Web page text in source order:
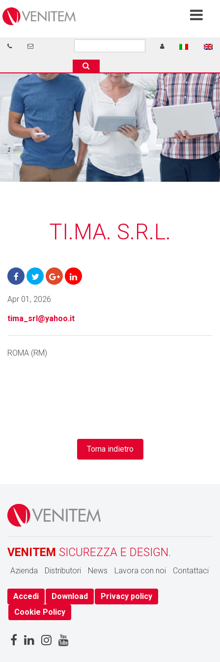
TI.MA. S.R.L.
Apr 01, 2026
tima_srl@yahoo.it
ROMA (RM)
Torna indietro
VENITEM SICUREZZA E DESIGN.
Azienda Distributori News Lavora con noi Contattaci
Accedi Download
Privacy policy
Cookie Policy